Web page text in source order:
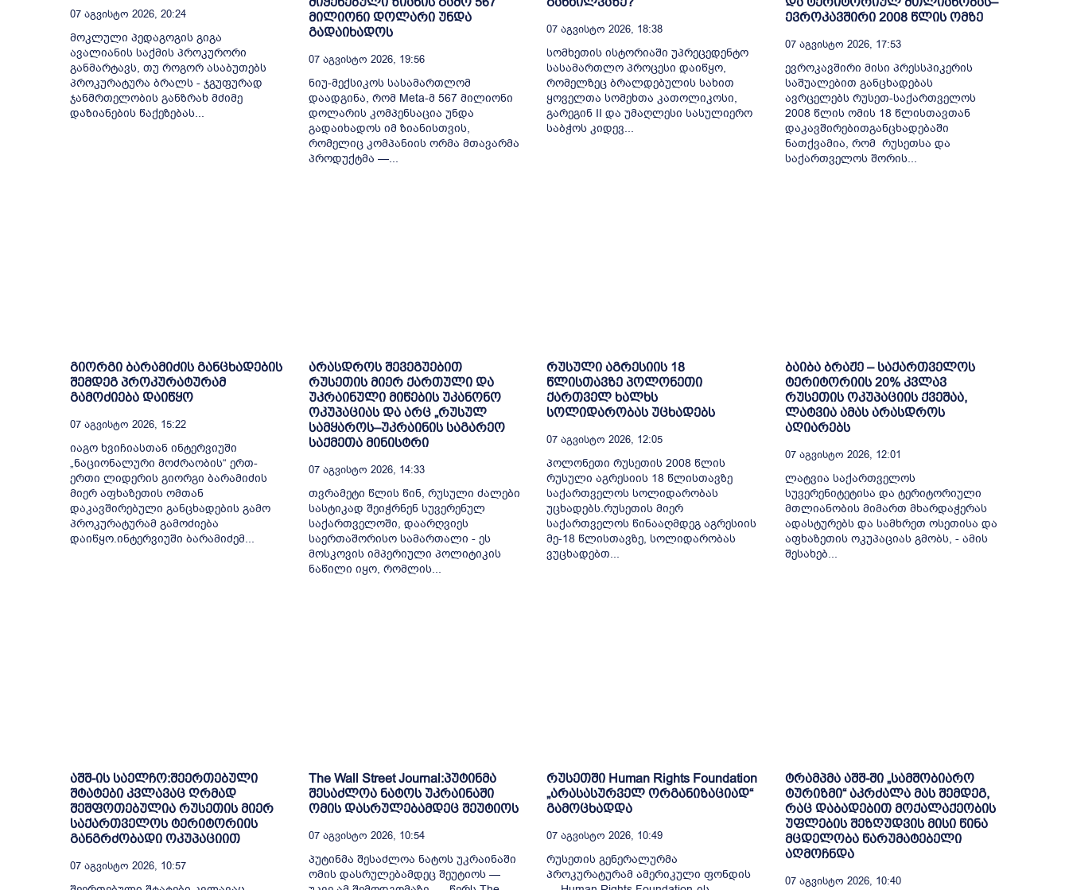
07 Აგვისტო 2026, 20:24
მოკლული პედაგოგის გიგა
ავალიანის საქმის პროკურორი
განმარტავს, თუ როგორ ასაბუთებს
პროკურატურა ბრალს - ჯგუფურად
ჯანმრთელობის განზრახ მძიმე
დაზიანების წაქეზებას...
მილიონი დოლარი უნდა
გადაიხადოს
07 Აგვისტო 2026, 19:56
ნიუ-მექსიკოს სასამართლომ
დაადგინა, რომ Meta-მ 567 მილიონი
დოლარის კომპენსაცია უნდა
გადაიხადოს იმ ზიანისთვის,
რომელიც კომპანიის ორმა მთავარმა
პროდუქტმა —...
07 Აგვისტო 2026, 18:38
სომხეთის ისტორიაში უპრეცედენტო
სასამართლო პროცესი დაიწყო,
რომელზეც ბრალდებულის სახით
ყოველთა სომეხთა კათოლიკოსი,
გარეგინ II და უმაღლესი სასულიერო
საბჭოს კიდევ...
ევროკავშირი 2008 წლის ომზე
07 Აგვისტო 2026, 17:53
ევროკავშირი მისი პრესსპიკერის
საშუალებით განცხადებას
ავრცელებს რუსეთ-საქართველოს
2008 წლის ომის 18 წლისთავთან
დაკავშირებითგანცხადებაში
ნათქვამია, რომ რუსეთსა და
საქართველოს შორის...
გიორგი ბარამიძის განცხადების
შემდეგ პროკურატურამ
გამოძიება დაიწყო
07 Აგვისტო 2026, 15:22
იაგო ხვიჩიასთან ინტერვიუში
„ნაციონალური მოძრაობის“ ერთ-
ერთი ლიდერის გიორგი ბარამიძის
მიერ აფხაზეთის ომთან
დაკავშირებული განცხადების გამო
პროკურატურამ გამოძიება
დაიწყო.ინტერვიუში ბარამიძემ...
არასდროს შევეგუებით
რუსეთის მიერ ქართული და
უკრაინული მიწების უკანონო
ოკუპაციას და არც „რუსულ
სამყაროს–უკრაინის საგარეო
საქმეთა მინისტრი
07 Აგვისტო 2026, 14:33
თვრამეტი წლის წინ, რუსული ძალები
სასტიკად შეიჭრნენ სუვერენულ
საქართველოში, დაარღვიეს
საერთაშორისო სამართალი - ეს
მოსკოვის იმპერიული პოლიტიკის
ნაწილი იყო, რომლის...
რუსული აგრესიის 18
წლისთავზე პოლონეთი
ქართველ ხალხს
სოლიდარობას უცხადებს
07 Აგვისტო 2026, 12:05
პოლონეთი რუსეთის 2008 წლის
რუსული აგრესიის 18 წლისთავზე
საქართველოს სოლიდარობას
უცხადებს.რუსეთის მიერ
საქართველოს წინააღმდეგ აგრესიის
მე-18 წლისთავზე, სოლიდარობას
ვუცხადებთ...
ბაიბა ბრაჟე – საქართველოს
ტერიტორიის 20% კვლავ
რუსეთის ოკუპაციის ქვეშაა,
ლატვია ამას არასდროს
აღიარებს
07 Აგვისტო 2026, 12:01
ლატვია საქართველოს
სუვერენიტეტისა და ტერიტორიული
მთლიანობის მიმართ მხარდაჭერას
ადასტურებს და სამხრეთ ოსეთისა და
აფხაზეთის ოკუპაციას გმობს, - ამის
შესახებ...
აშშ-ის საელჩო:შეერთებული
შტატები კვლავაც ღრმად
შეშფოთებულია რუსეთის მიერ
საქართველოს ტერიტორიის
განგრძობადი ოკუპაციით
07 Აგვისტო 2026, 10:57
The Wall Street Journal:პუტინმა
შესაძლოა ნატოს უკრაინაში
ომის დასრულებამდეც შეუტიოს
07 Აგვისტო 2026, 10:54
პუტინმა შესაძლოა ნატოს უკრაინაში
ომის დასრულებამდეც შეუტიოს —
რუსეთში Human Rights Foundation
„არასასურველ ორგანიზაციად“
გამოცხადდა
07 Აგვისტო 2026, 10:49
რუსეთის გენერალურმა
პროკურატურამ ამერიკული ფონდის
ტრამპმა აშშ-ში „სამშობიარო
ტურიზმი“ აკრძალა მას შემდეგ,
რაც დაბადებით მოქალაქეობის
უფლების შეზღუდვის მისი წინა
მცდელობა წარუმატებელი
აღმოჩნდა
07 Აგვისტო 2026, 10:40